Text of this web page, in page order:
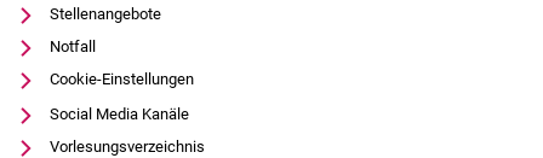
Stellenangebote
Notfall
Cookie-Einstellungen
Social Media Kanäle
Vorlesungsverzeichnis